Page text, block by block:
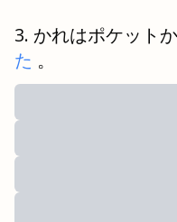
かれはポケット
た 。